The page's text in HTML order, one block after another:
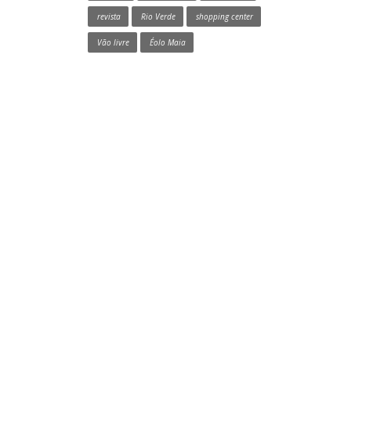
revista Rio Verde shopping center
Vão livre Éolo Maia